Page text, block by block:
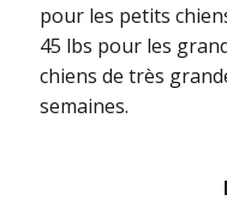
pour les petits
45 lbs pour les
chiens de très
semaines.